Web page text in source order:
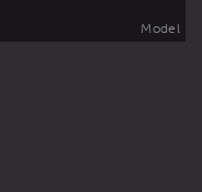
Model